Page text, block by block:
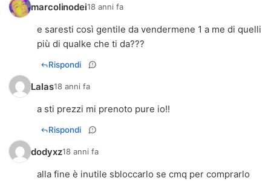
marcolinodei18 anni fa
e saresti così gentile da vendermene 1 a me di quelli
più di qualke che ti da???
Rispondi
Lalas18 anni fa
a sti prezzi mi prenoto pure io!!
Rispondi
dodyxz18 anni fa
alla fine è inutile sbloccarlo se cmq per comprarlo